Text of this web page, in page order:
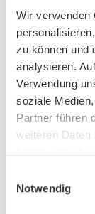
Wir verwenden
zu können und
analysieren.
Verwendung
soziale
Partner führen
weiteren Daten
Notwendig
Caspar
Häufig
Im